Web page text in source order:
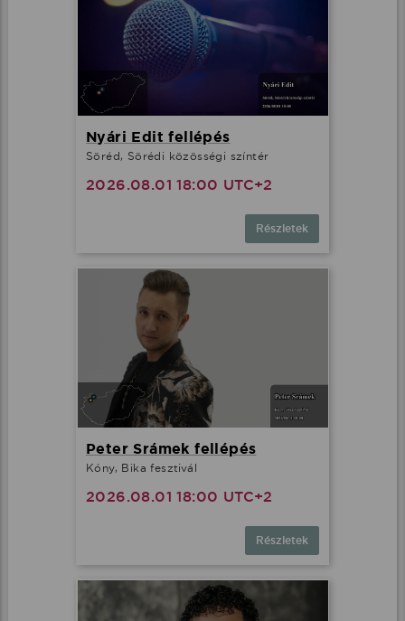
Nyári Edit fellépés
Söréd, Sörédi közösségi színtér
2026.08.01 18:00 UTC+2
Részletek
Peter Srámek fellépés
Kóny, Bika fesztivál
2026.08.01 18:00 UTC+2
Részletek